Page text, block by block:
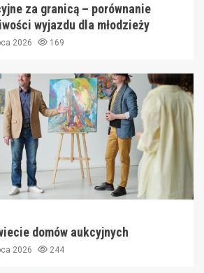
za granicą – porównanie
wyjazdu dla młodzieży
2026 169
domów aukcyjnych
2026 244